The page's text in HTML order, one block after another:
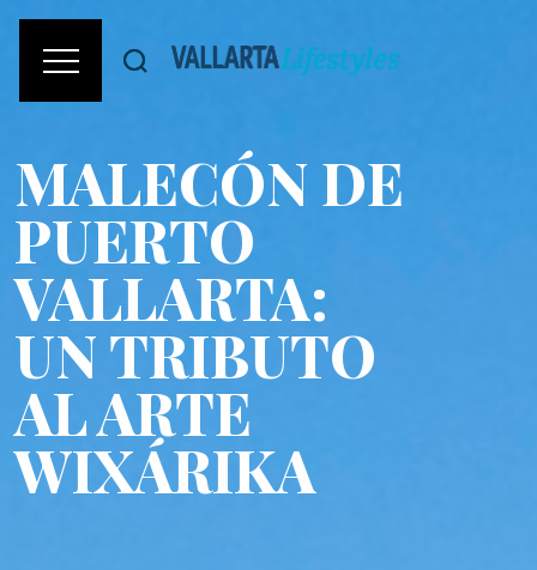
MALECÓN DE
PUERTO
VALLARTA:
UN TRIBUTO
AL ARTE
WIXÁRIKA